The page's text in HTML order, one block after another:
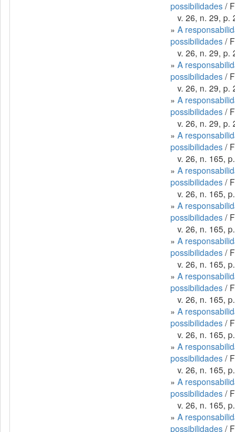
possibilidades /
v. 26, n. 29, p.
»A
possibilidades /
v. 26, n. 29, p.
»A
possibilidades /
v. 26, n. 29, p.
»A
possibilidades /
v. 26, n. 29, p.
»A
possibilidades /
v. 26, n. 165,
»A
possibilidades /
v. 26, n. 165,
»A
possibilidades /
v. 26, n. 165,
»A
possibilidades /
v. 26, n. 165,
»A
possibilidades /
v. 26, n. 165,
»A
possibilidades /
v. 26, n. 165,
»A
possibilidades /
v. 26, n. 165,
»A
possibilidades /
v. 26, n. 165,
»A
possibilidades /